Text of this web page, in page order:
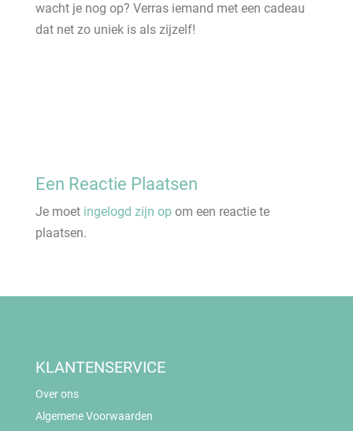
wacht je nog op? Verras iemand met een cadeau
dat net zo uniek is als zijzelf!
Een Reactie Plaatsen
Je moet ingelogd zijn opom een reactie te
plaatsen.
KLANTENSERVICE
Over ons
Algemene Voorwaarden